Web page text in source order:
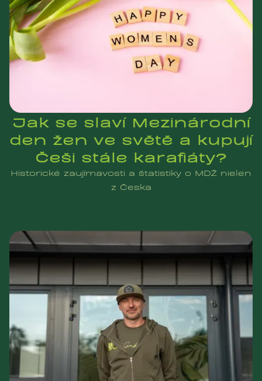
Jak se slaví Mezinárodní
den žen ve světě a kupují
Češi stále karafiáty?
Historické zaujímavosti a štatistiky o MDŽ nielen
z Česka